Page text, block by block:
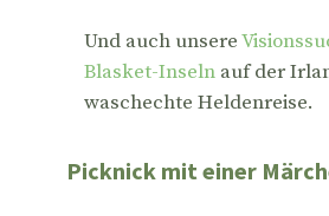
Und auch unsere
Blasket-Inseln auf der
waschechte Heldenreise.
Picknick mit einer